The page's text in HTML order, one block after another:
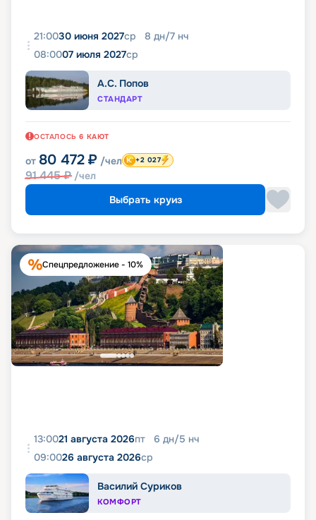
21:0030 июня 2027ср 8 дн/7 нч
08:0007 июля 2027ср
А.С. Попов
СТАНДАРТ
ОСТАЛОСЬ 6 КАЮТ
от 80 472 ₽ /чел
91 445₽ /чел
+2 027
Выбрать круиз
Спецпредложение - 10%
13:0021 августа 2026пт 6 дн/5 нч
09:0026 августа 2026ср
Василий Суриков
КОМФОРТ